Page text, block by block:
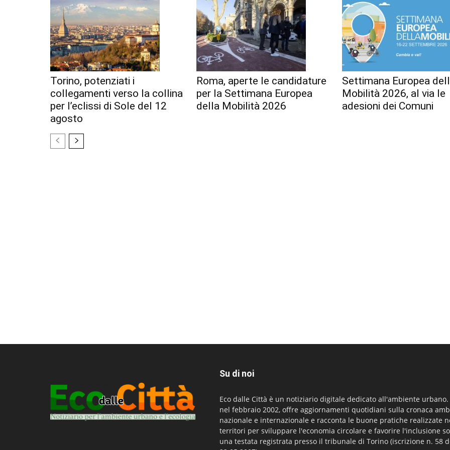
Torino, potenziati i
collegamenti verso la collina
per l’eclissi di Sole del 12
agosto
Roma, aperte le candidature
per la Settimana Europea
della Mobilità 2026
Settimana Europea
Mobilità 2026, al via le
adesioni dei Comuni
Su di noi
Eco dalle Città è un notiziario digitale dedicato all'ambiente
nel febbraio 2002, offre aggiornamenti quotidiani sulla cronaca
nazionale e internazionale e racconta le buone pratiche realizzate
territori per sviluppare l'economia circolare e favorire l'inclusione
una testata registrata presso il tribunale di Torino (iscrizione n. 58